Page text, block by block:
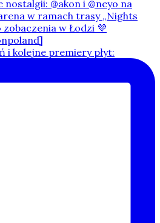
i kolejne premiery płyt: